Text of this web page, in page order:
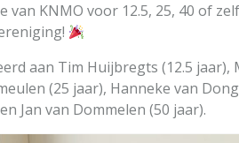
van KNMO voor 12.5, 25, 40 of
aan Tim Huijbregts (12.5 jaar),
(25 jaar), Hanneke van
Jan van Dommelen (50 jaar).